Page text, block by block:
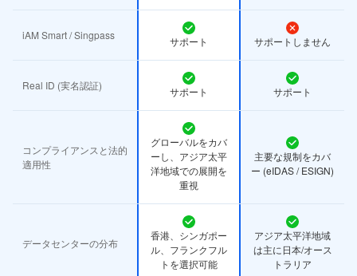
iAM Smart / Singpass サポート サポートしません
Real ID (実名認証) サポート サポート
コンプライアンスと法的
適用性
グローバルをカバ
ーし、アジア太平
洋地域での展開を
重視
主要な規制をカバ
ー (eIDAS / ESIGN)
データセンターの分布
香港、シンガポー
ル、フランクフル
トを選択可能
アジア太平洋地域
は主に日本/オース
トラリア